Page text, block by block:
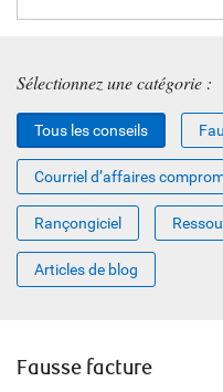
Sélectionnez une catégorie :
Tous les conseils
Courriel d’affaires
Rançongiciel
Articles de blog
Fausse facture